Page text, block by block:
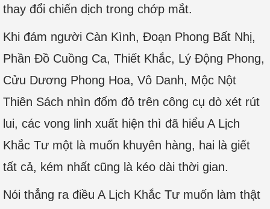
thay đổi chiến dịch trong chớp mắt.
Khi đám người Càn Kình, Đoạn Phong Bất Nhị,
Phần Đồ Cuồng Ca, Thiết Khắc, Lý Động Phong,
Cửu Dương Phong Hoa, Vô Danh, Mộc Nột
Thiên Sách nhìn đốm đỏ trên công cụ dò xét rút
lui, các vong linh xuất hiện thì đã hiểu A Lịch
Khắc Tư một là muốn khuyên hàng, hai là giết
tất cả, kém nhất cũng là kéo dài thời gian.
Nói thẳng ra điều A Lịch Khắc Tư muốn làm thật